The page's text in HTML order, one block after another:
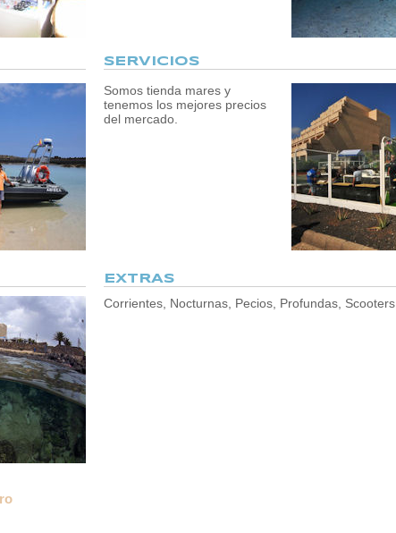
SERVICIOS
Somos tienda mares y
tenemos los mejores precios
del mercado.
EXTRAS
Corrientes, Nocturnas, Pecios, Profundas, Scooters